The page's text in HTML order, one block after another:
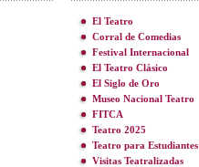
El Teatro
Corral de Comedias
Festival Internacional
El Teatro Clásico
El Siglo de Oro
Museo Nacional Teatro
FITCA
Teatro 2025
Teatro para Estudiantes
Visitas Teatralizadas